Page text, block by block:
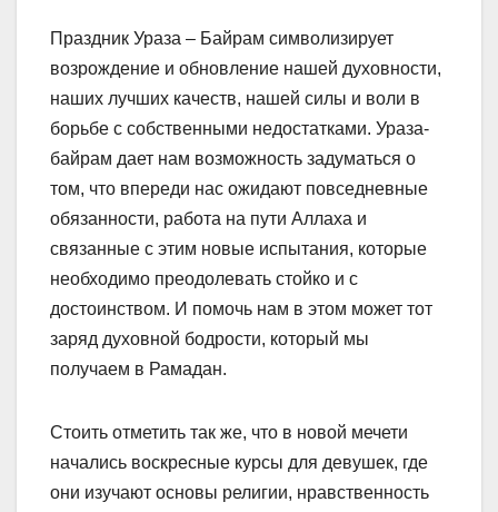
Праздник Ураза – Байрам символизирует
возрождение и обновление нашей духовности,
наших лучших качеств, нашей силы и воли в
борьбе с собственными недостатками. Ураза-
байрам дает нам возможность задуматься о
том, что впереди нас ожидают повседневные
обязанности, работа на пути Аллаха и
связанные с этим новые испытания, которые
необходимо преодолевать стойко и с
достоинством. И помочь нам в этом может тот
заряд духовной бодрости, который мы
получаем в Рамадан.
Стоить отметить так же, что в новой мечети
начались воскресные курсы для девушек, где
они изучают основы религии, нравственность